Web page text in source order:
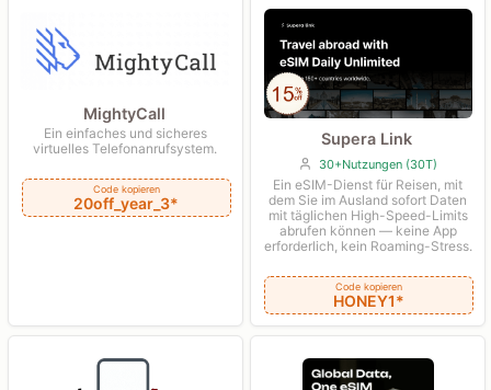
MightyCall
Ein einfaches und sicheres
virtuelles Telefonanrufsystem.
Code kopieren
20off_year_3*
Supera Link
30+Nutzungen (30T)
Ein eSIM-Dienst für Reisen, mit
dem Sie im Ausland sofort Daten
mit täglichen High-Speed-Limits
abrufen können — keine App
erforderlich, kein Roaming-Stress.
Code kopieren
HONEY1*